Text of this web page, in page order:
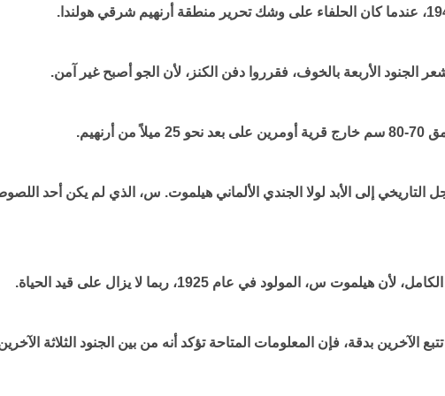
الجنود الأربعة بالخوف، فقرروا دفن الكنز، لأن الجو أصبح غير آمن.
إلى الأبد لولا الجندي الألماني هيلموت. س، الذي لم يكن أحد
المولود في عام 1925، ربما لا يزال على قيد الحياة.
بدقة، فإن المعلومات المتاحة تؤكد أنه من بين الجنود الثلاثة